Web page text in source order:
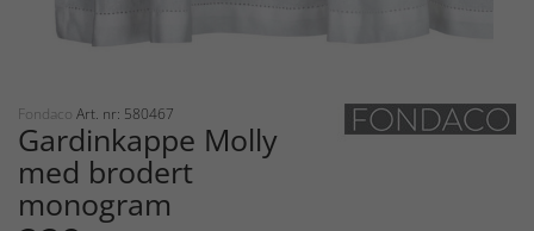
Fondaco Art. nr: 580467
Gardinkappe Molly
med brodert
monogram